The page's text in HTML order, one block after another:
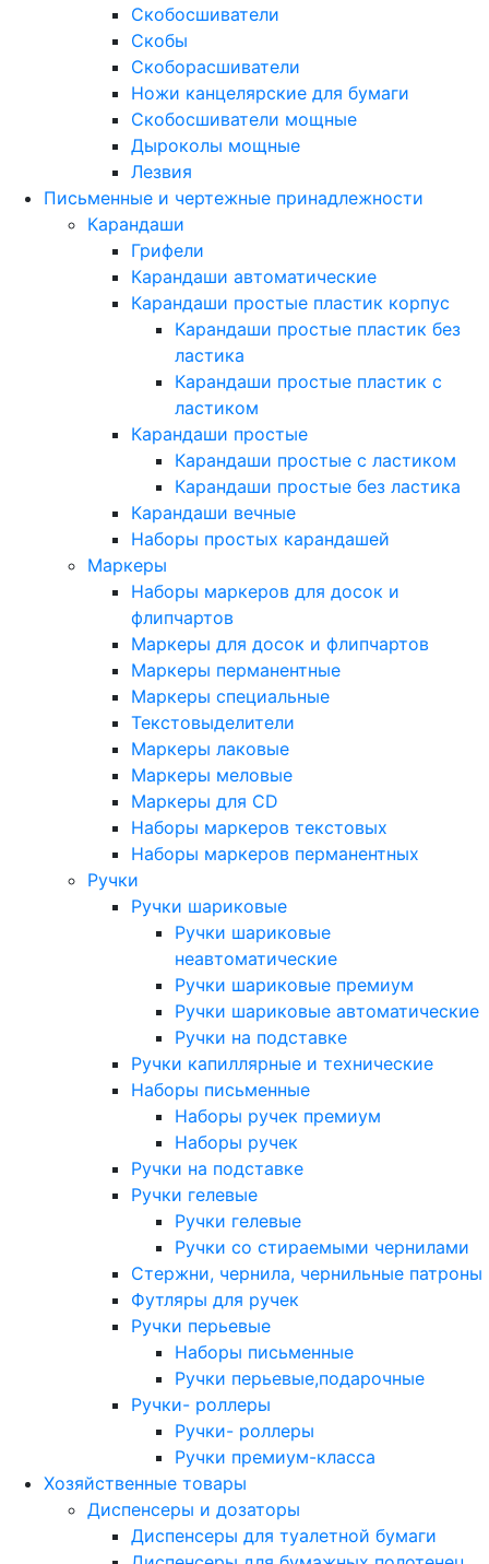
Скобосшиватели
Скобы
Скоборасшиватели
Ножи канцелярские для бумаги
Скобосшиватели мощные
Дыроколы мощные
Лезвия
Письменные и чертежные принадлежности
Карандаши
Грифели
Карандаши автоматические
Карандаши простые пластик корпус
Карандаши простые пластик без
ластика
Карандаши простые пластик с
ластиком
Карандаши простые
Карандаши простые с ластиком
Карандаши простые без ластика
Карандаши вечные
Наборы простых карандашей
Маркеры
Наборы маркеров для досок и
флипчартов
Маркеры для досок и флипчартов
Маркеры перманентные
Маркеры специальные
Текстовыделители
Маркеры лаковые
Маркеры меловые
Маркеры для CD
Наборы маркеров текстовых
Наборы маркеров перманентных
Ручки
Ручки шариковые
Ручки шариковые
неавтоматические
Ручки шариковые премиум
Ручки шариковые автоматические
Ручки на подставке
Ручки капиллярные и технические
Наборы письменные
Наборы ручек премиум
Наборы ручек
Ручки на подставке
Ручки гелевые
Ручки гелевые
Ручки со стираемыми чернилами
Стержни, чернила, чернильные патроны
Футляры для ручек
Ручки перьевые
Наборы письменные
Ручки перьевые,подарочные
Ручки- роллеры
Ручки- роллеры
Ручки премиум-класса
Хозяйственные товары
Диспенсеры и дозаторы
Диспенсеры для туалетной бумаги